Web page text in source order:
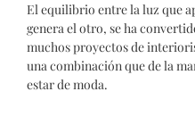
El equilibrio entre la luz que
genera el otro, se ha
muchos proyectos de
una combinación que de la
estar de moda.